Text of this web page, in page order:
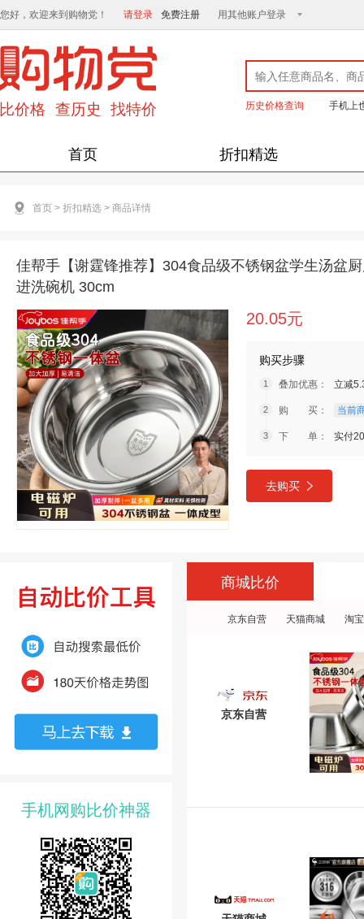
您好，欢迎来到购物党！ 请登录 免费注册 用其他账户登录
历史价格查询 手机上
首页 折扣精选
首页 > 折扣精选 > 商品详情
佳帮手【谢霆锋推荐】304食品级不锈钢盆学生汤盆
进洗碗机 30cm
20.05元
购买步骤
叠加优惠： 立减
购 买： 当前
下 单： 实付
去购买
手机网购比价神器
商城比价
京东自营 天猫商城 淘
京东自营